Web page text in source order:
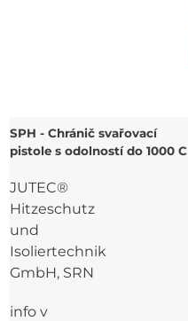
SPH - Chránič svařovací
pistole s odolností do 1000 C
JUTEC®
Hitzeschutz
und
Isoliertechnik
GmbH, SRN
info v